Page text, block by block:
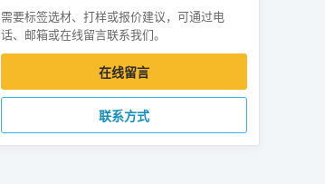
需要标签选材、打样或报价建议，可通过电
话、邮箱或在线留言联系我们。
在线留言
联系方式